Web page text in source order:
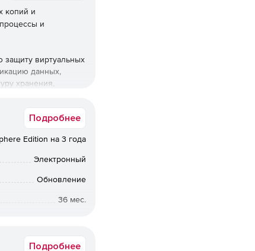
копий и
и
защиту виртуальных
данных,
хранения,
продукт
бизнес-
Подробнее
Edition на 3 года
Электронный
Обновление
36 мес.
Подробнее